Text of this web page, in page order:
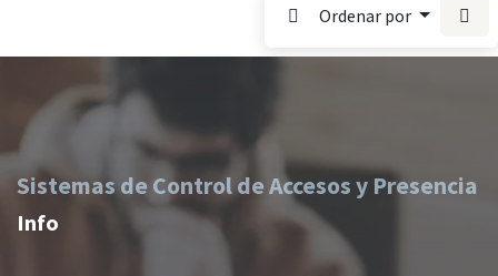
Ordenar por
Sistemas de Control de Accesos y Presencia
Info